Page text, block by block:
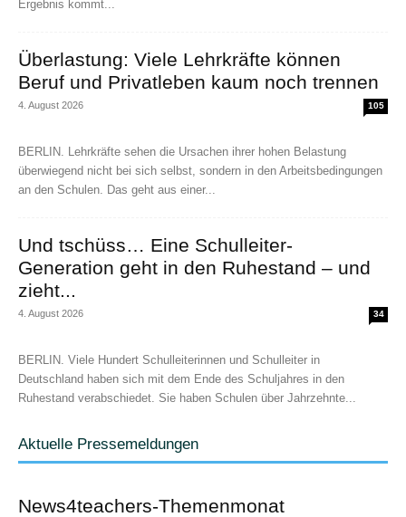
Ergebnis kommt...
Überlastung: Viele Lehrkräfte können
Beruf und Privatleben kaum noch trennen
4. August 2026 105
BERLIN. Lehrkräfte sehen die Ursachen ihrer hohen Belastung
überwiegend nicht bei sich selbst, sondern in den Arbeitsbedingungen
an den Schulen. Das geht aus einer...
Und tschüss… Eine Schulleiter-
Generation geht in den Ruhestand – und
zieht...
4. August 2026 34
BERLIN. Viele Hundert Schulleiterinnen und Schulleiter in
Deutschland haben sich mit dem Ende des Schuljahres in den
Ruhestand verabschiedet. Sie haben Schulen über Jahrzehnte...
Aktuelle Pressemeldungen
News4teachers-Themenmonat